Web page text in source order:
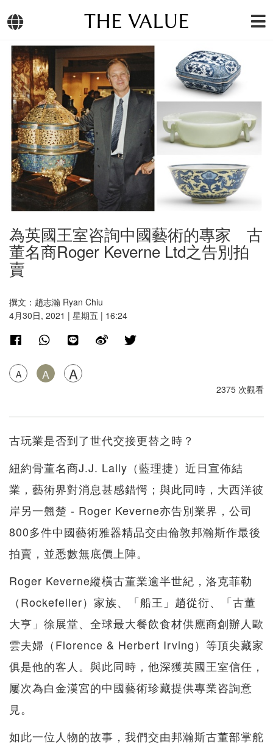
THE VALUE
為英國王室咨詢中國藝術的專家 古
董名商Roger Keverne Ltd之告別拍
賣
撰文：趙志瀚 Ryan Chiu
4月30日, 2021 | 星期五 | 16:24
A A A
2375 次觀看
古玩業是否到了世代交接更替之時？
紐約骨董名商J.J. Lally（藍理捷）近日宣佈結
業，藝術界對消息甚感錯愕；與此同時，大西洋彼
岸另一翹楚 - Roger Keverne亦告別業界，公司
800多件中國藝術雅器精品交由倫敦邦瀚斯作最後
拍賣，並悉數無底價上陣。
Roger Keverne縱橫古董業逾半世紀，洛克菲勒
（Rockefeller）家族、「船王」趙從衍、「古董
大亨」徐展堂、全球最大餐飲食材供應商創辦人歐
雲夫婦（Florence & Herbert Irving）等頂尖藏家
俱是他的客人。與此同時，他深獲英國王室信任，
屢次為白金漢宮的中國藝術珍藏提供專業咨詢意
見。
如此一位人物的故事，我們交由邦瀚斯古董部掌舵